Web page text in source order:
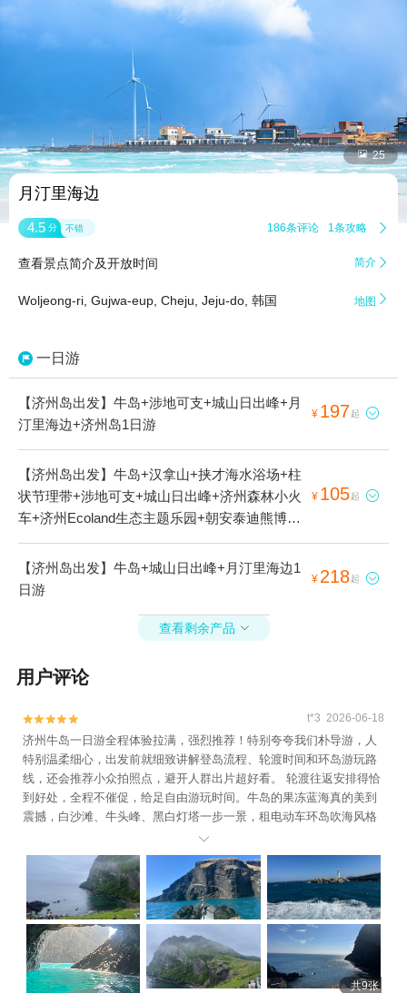
 25
月汀里海边
4.5 分 不错 186条评论 1条攻略 
查看景点简介及开放时间 简介 
Woljeong-ri, Gujwa-eup, Cheju, Jeju-do, 韩国 地图 
一日游
【济州岛出发】牛岛+涉地可支+城山日出峰+月
汀里海边+济州岛1日游
¥ 197起 
【济州岛出发】牛岛+汉拿山+挟才海水浴场+柱
状节理带+涉地可支+城山日出峰+济州森林小火
车+济州Ecoland生态主题乐园+朝安泰迪熊博物
馆+济州岛Aqua Planet水族馆+西归浦每天偶来
市场+新罗免税店(济州岛)+咸德海水浴场+休爱
里自然生活公园+月汀里海边+山茶花之丘+济州
+M1971 游艇俱乐部+史努比乐园+新昌风车海岸
¥ 105起 
【济州岛出发】牛岛+城山日出峰+月汀里海边1
日游
¥ 218起 
查看剩余产品 
用户评论

 t*3 2026-06-18
济州牛岛一日游全程体验拉满，强烈推荐！特别夸夸我们朴导游，人
特别温柔细心，出发前就细致讲解登岛流程、轮渡时间和环岛游玩路
线，还会推荐小众拍照点，避开人群出片超好看。 轮渡往返安排得恰
到好处，全程不催促，给足自由游玩时间。牛岛的果冻蓝海真的美到
震撼，白沙滩、牛头峰、黑白灯塔一步一景，租电动车环岛吹海风格
外舒服，岛上花生冰淇淋、现捕海鲜一定要试试。朴导一路上贴心提
醒潮汐、防晒和随身物品，全程无隐形消费，讲解风趣又实在，行程
松紧适中不累人，来济州一定要冲这条牛岛线路！

共9张